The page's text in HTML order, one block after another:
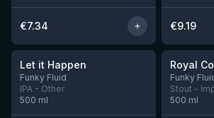
€7.34 €9.19
★ 3.71
Let it Happen
Funky Fluid
IPA - Other
500 ml
★ 4.05
Royal
Funky
500 ml